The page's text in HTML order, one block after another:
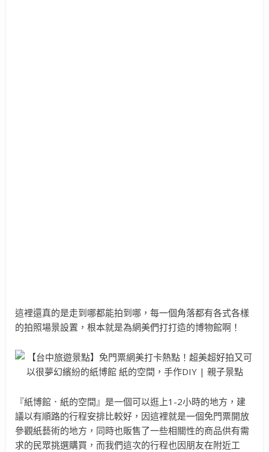
這裡還真的是走到哪都能拍到哪，每一個角落都有各式各樣
的拍照場景設置，根本就是為網美們打打造的博物館啊！
『紙博館．紙的空間』是一個可以逛上1-2小時的地方，建
議以有順路的行程安排比較好，因這裡就是一個免門票開放
參觀紙藝術的地方，同時也販售了一些相關性的商品供有需
求的民眾挑選購買，而我們這次的行程也因朋友在附近工